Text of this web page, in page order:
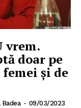
vrem.
doar pe
și de
Badea - 09/03/2023